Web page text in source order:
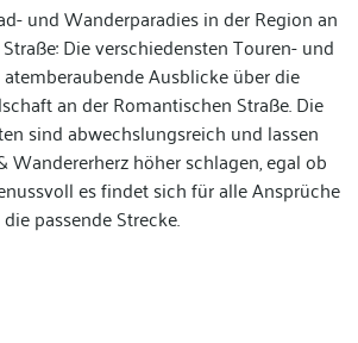
und Wanderparadies in der Region an
Die verschiedensten Touren- und
Ausblicke über die
an der Romantischen Straße. Die
sind abwechslungsreich und lassen
Wandererherz höher schlagen, egal ob
es findet sich für alle Ansprüche
die passende Strecke.